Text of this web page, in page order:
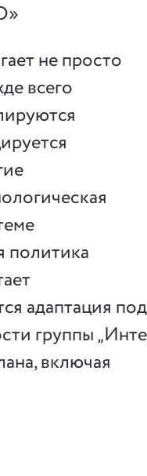
не просто
всего
политика
адаптация под
группы
включая